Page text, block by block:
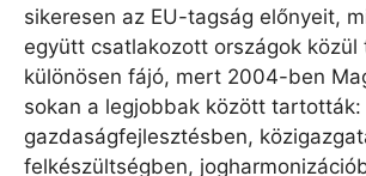
sikeresen az EU-tagság előnyeit,
együtt csatlakozott országok közül
különösen fájó, mert 2004-ben
sokan a legjobbak között tartották:
gazdaságfejlesztésben,
felkészültségben,